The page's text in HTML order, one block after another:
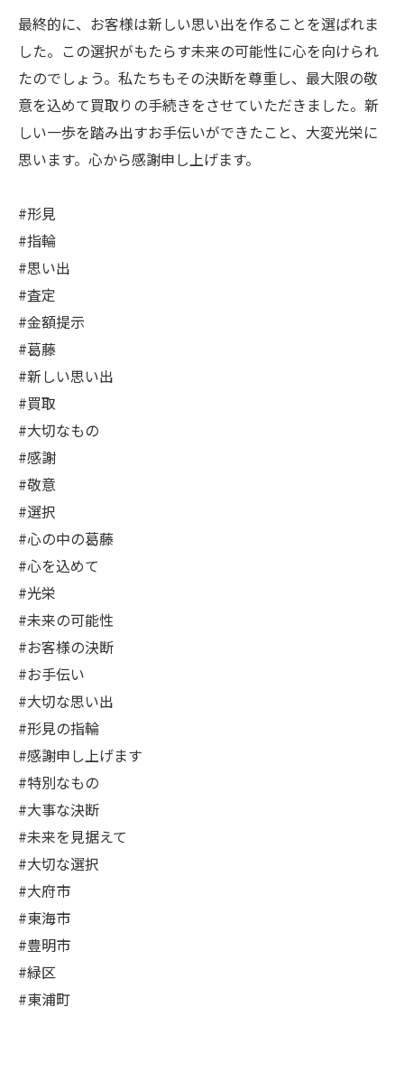
最終的に、お客様は新しい思い出を作ることを選ばれま
した。この選択がもたらす未来の可能性に心を向けられ
たのでしょう。私たちもその決断を尊重し、最大限の敬
意を込めて買取りの手続きをさせていただきました。新
しい一歩を踏み出すお手伝いができたこと、大変光栄に
思います。心から感謝申し上げます。
#形見
#指輪
#思い出
#査定
#金額提示
#葛藤
#新しい思い出
#買取
#大切なもの
#感謝
#敬意
#選択
#心の中の葛藤
#心を込めて
#光栄
#未来の可能性
#お客様の決断
#お手伝い
#大切な思い出
#形見の指輪
#感謝申し上げます
#特別なもの
#大事な決断
#未来を見据えて
#大切な選択
#大府市
#東海市
#豊明市
#緑区
#東浦町